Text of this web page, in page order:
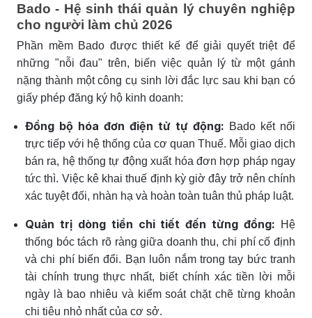
Bado - Hệ sinh thái quản lý chuyên nghiệp
cho người làm chủ 2026
Phần mềm Bado được thiết kế để giải quyết triệt để
những "nỗi đau" trên, biến việc quản lý từ một gánh
nặng thành một công cụ sinh lời đắc lực sau khi bạn có
giấy phép đăng ký hộ kinh doanh:
Đồng bộ hóa đơn điện tử tự động: Bado kết nối
trực tiếp với hệ thống của cơ quan Thuế. Mỗi giao dịch
bán ra, hệ thống tự động xuất hóa đơn hợp pháp ngay
tức thì. Việc kê khai thuế định kỳ giờ đây trở nên chính
xác tuyệt đối, nhàn hạ và hoàn toàn tuân thủ pháp luật.
Quản trị dòng tiền chi tiết đến từng đồng: Hệ
thống bóc tách rõ ràng giữa doanh thu, chi phí cố định
và chi phí biến đổi. Bạn luôn nắm trong tay bức tranh
tài chính trung thực nhất, biết chính xác tiền lời mỗi
ngày là bao nhiêu và kiểm soát chặt chẽ từng khoản
chi tiêu nhỏ nhất của cơ sở.